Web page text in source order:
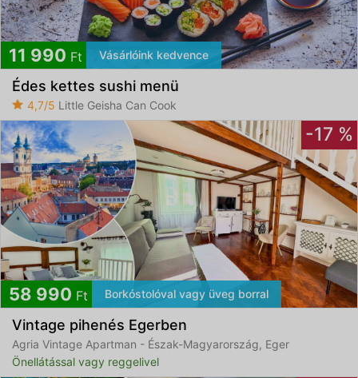
11 990 Ft Vásárlóink kedvence
Édes kettes sushi menü
4,7/5 Little Geisha Can Cook
-17 %
58 990 Ft Borkóstolóval vagy üveg borral
Vintage pihenés Egerben
Agria Vintage Apartman - Észak-Magyarország, Eger
Önellátással vagy reggelivel